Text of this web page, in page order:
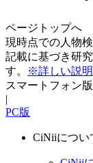
ページトップへ
現時点での人物
記載に基づき研
す。
※詳しい説
スマートフォン版
|
PC版
CiNiiについ